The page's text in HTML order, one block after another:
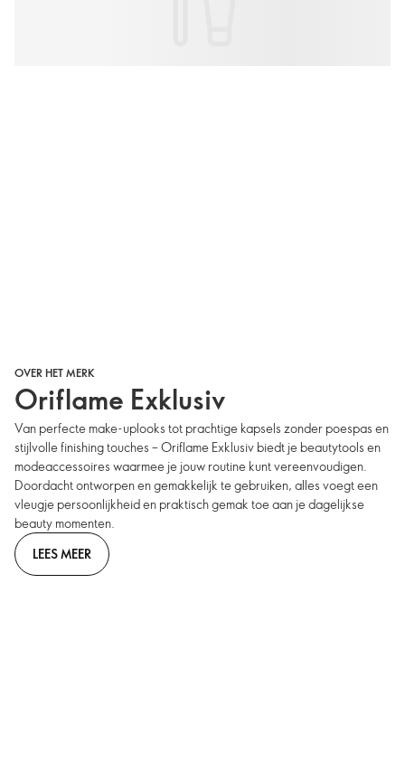
OVER HET MERK
Oriflame Exklusiv
Van perfecte make-uplooks tot prachtige kapsels zonder poespas en
stijlvolle finishing touches – Oriflame Exklusiv biedt je beautytools en
modeaccessoires waarmee je jouw routine kunt vereenvoudigen.
Doordacht ontworpen en gemakkelijk te gebruiken, alles voegt een
vleugje persoonlijkheid en praktisch gemak toe aan je dagelijkse
beauty momenten.
LEES MEER